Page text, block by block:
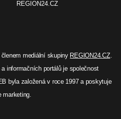
REGION24.CZ
mediální skupiny REGION24.CZ.
informačních portálů je společnost
byla založená v roce 1997 a poskytuje
marketing.